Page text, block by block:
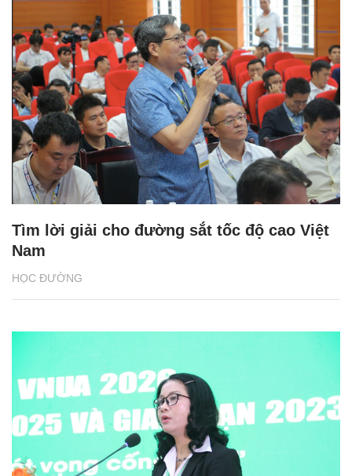
HỌC ĐƯỜNG
Tìm lời giải cho đường sắt tốc độ cao Việt
Nam